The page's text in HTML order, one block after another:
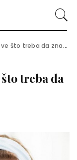
što treba da znate
treba da